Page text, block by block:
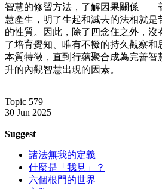
智慧的修習方法，了解因果關係——
慧產生，明了生起和滅去的法相就是
的性質。因此，除了四念住之外，沒
了培育覺知、唯有不輟的持久觀察和
本質特徵，直到行蘊聚合成為完善智
升的內觀智慧出現的因素。
Topic 579
30 Jun 2025
Suggest
諸法無我的定義
什麼是「我見」？
六個根門的世界